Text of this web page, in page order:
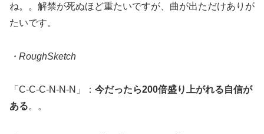
ね。。解禁が死ぬほど重たいですが、曲が出ただけありが
たいです。
・RoughSketch
「C-C-C-N-N-N」： 今だったら200倍盛り上がれる自信が
ある。。